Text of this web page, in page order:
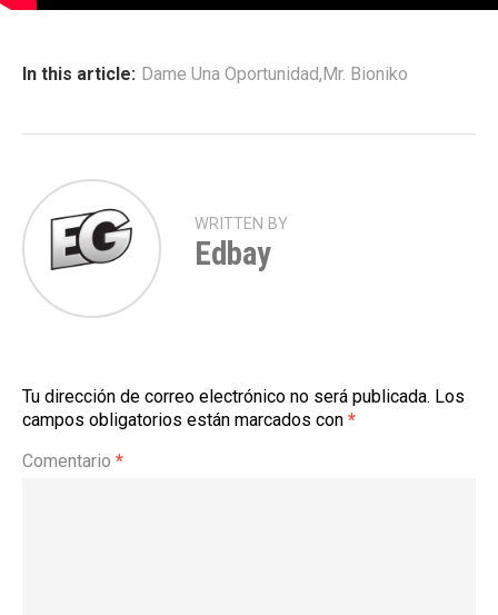
In this article: Dame Una Oportunidad,Mr. Bioniko
WRITTEN BY
Edbay
Tu dirección de correo electrónico no será publicada. Los
campos obligatorios están marcados con *
Comentario *